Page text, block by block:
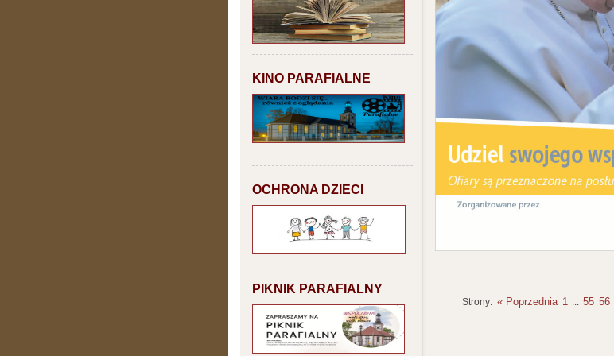
KINO PARAFIALNE
OCHRONA DZIECI
PIKNIK PARAFIALNY
Strony: « Poprzednia 1 ... 55 56